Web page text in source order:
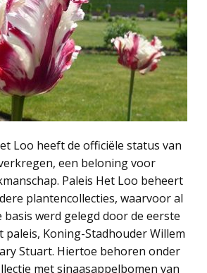
Loo heeft de officiële status van
een beloning voor
Paleis Het Loo beheert
plantencollecties, waarvoor al
basis werd gelegd door de eerste
paleis, Koning-Stadhouder Willem
Stuart. Hiertoe behoren onder
met sinaasappelbomen van